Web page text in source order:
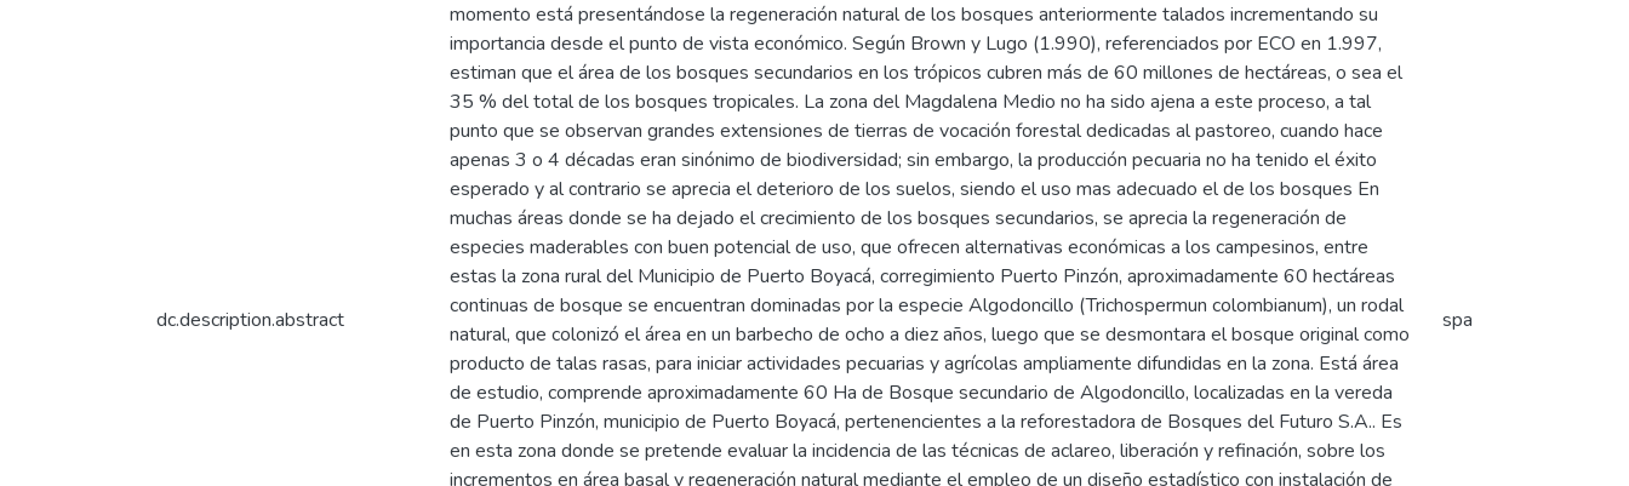
dc.description.abstract
momento está presentándose la regeneración natural de los bosques anteriormente talados incrementando su
importancia desde el punto de vista económico. Según Brown y Lugo (1.990), referenciados por ECO en 1.997,
estiman que el área de los bosques secundarios en los trópicos cubren más de 60 millones de hectáreas, o sea el
35 % del total de los bosques tropicales. La zona del Magdalena Medio no ha sido ajena a este proceso, a tal
punto que se observan grandes extensiones de tierras de vocación forestal dedicadas al pastoreo, cuando hace
apenas 3 o 4 décadas eran sinónimo de biodiversidad; sin embargo, la producción pecuaria no ha tenido el éxito
esperado y al contrario se aprecia el deterioro de los suelos, siendo el uso mas adecuado el de los bosques En
muchas áreas donde se ha dejado el crecimiento de los bosques secundarios, se aprecia la regeneración de
especies maderables con buen potencial de uso, que ofrecen alternativas económicas a los campesinos, entre
estas la zona rural del Municipio de Puerto Boyacá, corregimiento Puerto Pinzón, aproximadamente 60 hectáreas
continuas de bosque se encuentran dominadas por la especie Algodoncillo (Trichospermun colombianum), un rodal
natural, que colonizó el área en un barbecho de ocho a diez años, luego que se desmontara el bosque original como
producto de talas rasas, para iniciar actividades pecuarias y agrícolas ampliamente difundidas en la zona. Está área
de estudio, comprende aproximadamente 60 Ha de Bosque secundario de Algodoncillo, localizadas en la vereda
de Puerto Pinzón, municipio de Puerto Boyacá, pertenencientes a la reforestadora de Bosques del Futuro S.A.. Es
en esta zona donde se pretende evaluar la incidencia de las técnicas de aclareo, liberación y refinación, sobre los
incrementos en área basal y regeneración natural mediante el empleo de un diseño estadístico con instalación de
spa